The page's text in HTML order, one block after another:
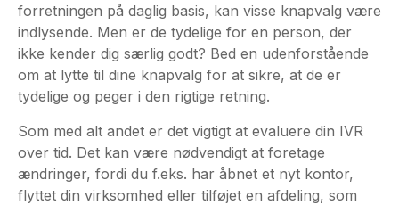
forretningen på daglig basis, kan visse knapvalg være
indlysende. Men er de tydelige for en person, der
ikke kender dig særlig godt? Bed en udenforstående
om at lytte til dine knapvalg for at sikre, at de er
tydelige og peger i den rigtige retning.
Som med alt andet er det vigtigt at evaluere din IVR
over tid. Det kan være nødvendigt at foretage
ændringer, fordi du f.eks. har åbnet et nyt kontor,
flyttet din virksomhed eller tilføjet en afdeling, som